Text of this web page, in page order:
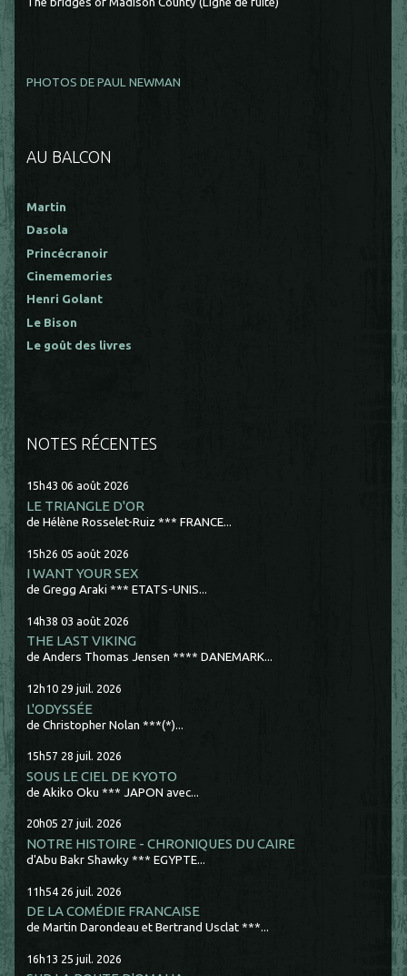
PHOTOS DE PAUL NEWMAN
AU BALCON
Martin
Dasola
Princécranoir
Cinememories
Henri Golant
Le Bison
Le goût des livres
NOTES RÉCENTES
15h43 06 août 2026
LE TRIANGLE D'OR
de Hélène Rosselet-Ruiz *** FRANCE...
15h26 05 août 2026
I WANT YOUR SEX
de Gregg Araki *** ETATS-UNIS...
14h38 03 août 2026
THE LAST VIKING
de Anders Thomas Jensen **** DANEMARK...
12h10 29 juil. 2026
L'ODYSSÉE
de Christopher Nolan ***(*)...
15h57 28 juil. 2026
SOUS LE CIEL DE KYOTO
de Akiko Oku *** JAPON avec...
20h05 27 juil. 2026
NOTRE HISTOIRE - CHRONIQUES DU CAIRE
d'Abu Bakr Shawky *** EGYPTE...
11h54 26 juil. 2026
DE LA COMÉDIE FRANCAISE
de Martin Darondeau et Bertrand Usclat ***...
16h13 25 juil. 2026